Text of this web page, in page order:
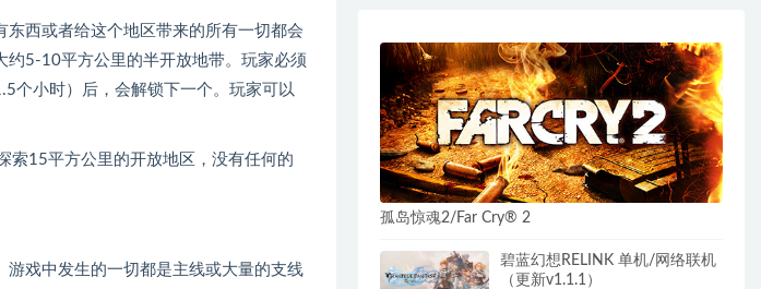
东西或者给这个地区带来的所有一切都会
约5-10平方公里的半开放地带。玩家必须
个小时）后，会解锁下一个。玩家可以
索15平方公里的开放地区，没有任何的
戏中发生的一切都是主线或大量的支线
孤岛惊魂2/Far Cry® 2
碧蓝幻想RELINK 单机/网络联机
（更新v1.1.1）